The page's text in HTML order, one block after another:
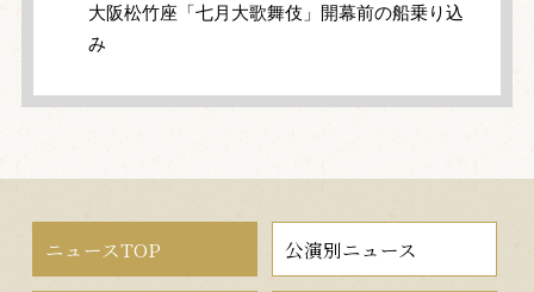
大阪松竹座「七月大歌舞伎」開幕前の船乗り込
み
ニュースTOP 公演別ニュース